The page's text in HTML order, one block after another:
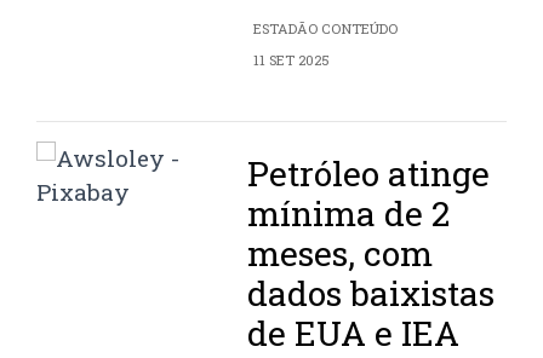
ESTADÃO CONTEÚDO
11 SET 2025
Petróleo atinge
mínima de 2
meses, com
dados baixistas
de EUA e IEA